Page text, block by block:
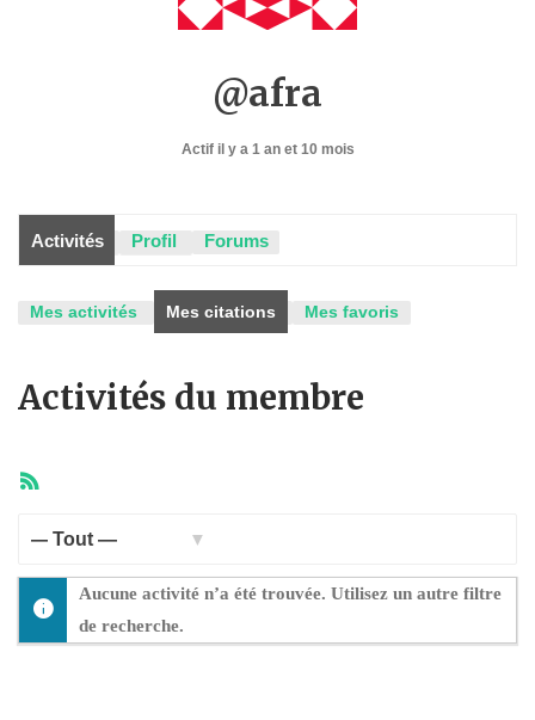
@afra
Actif il y a 1 an et 10 mois
Activités Profil Forums
Mes activités Mes citations Mes favoris
Activités du membre
par
activité:
Aucune activité n’a été trouvée. Utilisez un autre filtre
de recherche.